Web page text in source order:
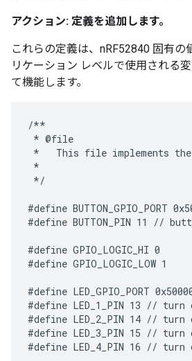
アクション: 定義を追加します。
これらの定義は、nRF52840 固有の
リケーション レベルで使用される
て機能します。
/**
* @file
*   This file implements the
*
*/
#define BUTTON_GPIO_PORT
#define BUTTON_PIN 11 //
#define GPIO_LOGIC_HI 0
#define GPIO_LOGIC_LOW 1
#define LED_GPIO_PORT
#define LED_1_PIN 13 //
#define LED_2_PIN 14 //
#define LED_3_PIN 15 //